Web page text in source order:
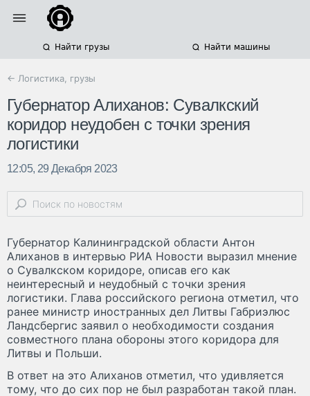
Найти грузы Найти машины
← Логистика, грузы
Губернатор Алиханов: Сувалкский
коридор неудобен с точки зрения
логистики
12:05, 29 Декабря 2023
Губернатор Калининградской области Антон
Алиханов в интервью РИА Новости выразил мнение
о Сувалкском коридоре, описав его как
неинтересный и неудобный с точки зрения
логистики. Глава российского региона отметил, что
ранее министр иностранных дел Литвы Габриэлюс
Ландсбергис заявил о необходимости создания
совместного плана обороны этого коридора для
Литвы и Польши.
В ответ на это Алиханов отметил, что удивляется
тому, что до сих пор не был разработан такой план.